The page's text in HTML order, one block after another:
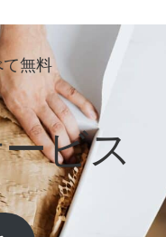
無料
ビス